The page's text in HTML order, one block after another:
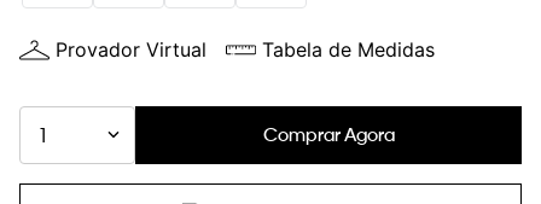
Provador Virtual Tabela de Medidas
1 Comprar Agora